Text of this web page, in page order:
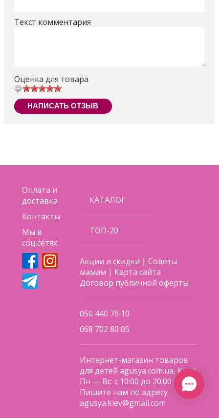
Текст комментария
Оценка для товара
НАПИСАТЬ ОТЗЫВ
Оплата и
доставка
Контакты
Мы в
соц.сетях
КАТАЛОГ
ТОП-20
Акции и скидки |Советы
мамам | Карта сайта
Договор публичной оферты
050 440 76 10
068 702 80 05
Интернет-магазин товаров
для детей agusya.com.ua, Киев
Пн — Вс: с 10:00 до 20:00
Пишите нам по адресу
agusya.kiev@gmail.com